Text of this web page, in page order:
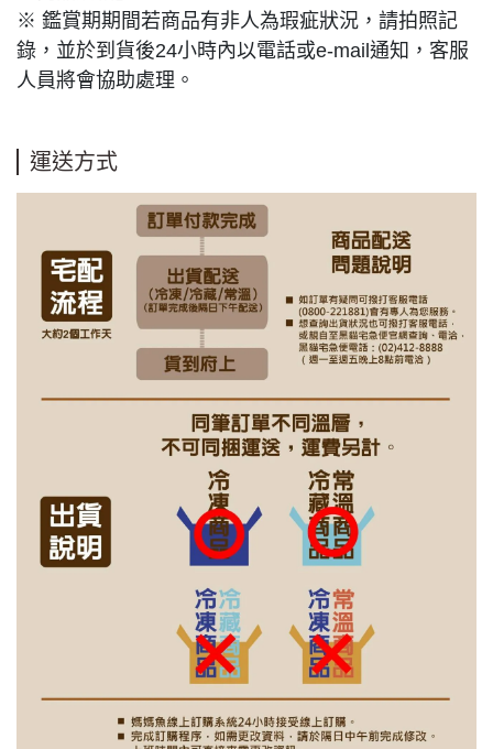
※ 鑑賞期期間若商品有非人為瑕疵狀況，請拍照記
錄，並於到貨後24小時內以電話或e-mail通知，客服
人員將會協助處理。
運送方式